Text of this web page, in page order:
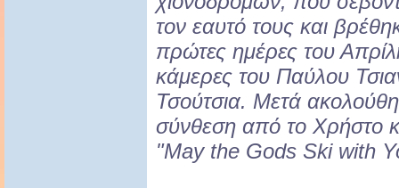
τον εαυτό τους και
πρώτες ημέρες του
κάμερες του Παύλου
Τσούτσια. Μετά
σύνθεση από το Χρήστο
"May the Gods Ski with